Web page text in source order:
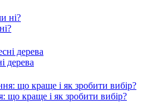
дерева
що краще і як зробити вибір?